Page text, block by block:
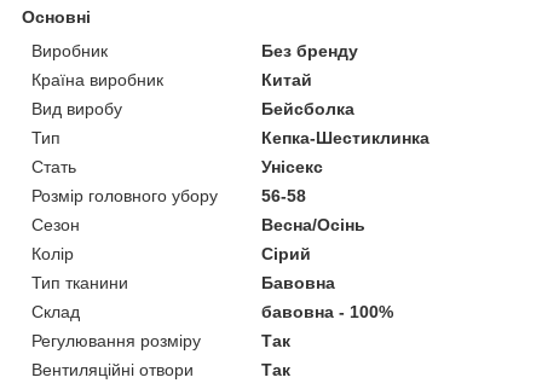
Основні
Виробник
Без бренду
Країна виробник
Китай
Вид виробу
Бейсболка
Тип
Кепка-Шестиклинка
Стать
Унісекс
Розмір головного убору
56-58
Сезон
Весна/Осінь
Колір
Сірий
Тип тканини
Бавовна
Склад
бавовна - 100%
Регулювання розміру
Так
Вентиляційні отвори
Так